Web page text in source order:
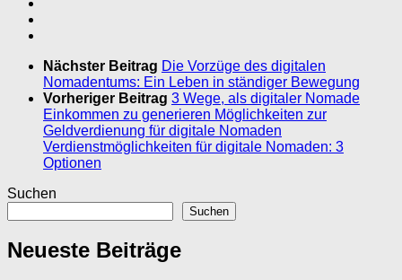
Nächster Beitrag Die Vorzüge des digitalen
Nomadentums: Ein Leben in ständiger Bewegung
Vorheriger Beitrag 3 Wege, als digitaler Nomade
Einkommen zu generieren Möglichkeiten zur
Geldverdienung für digitale Nomaden
Verdienstmöglichkeiten für digitale Nomaden: 3
Optionen
Suchen
Suchen
Neueste Beiträge